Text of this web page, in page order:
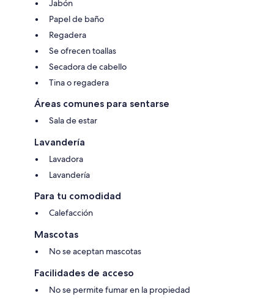
Jabón
Papel de baño
Regadera
Se ofrecen toallas
Secadora de cabello
Tina o regadera
Áreas comunes para sentarse
Sala de estar
Lavandería
Lavadora
Lavandería
Para tu comodidad
Calefacción
Mascotas
No se aceptan mascotas
Facilidades de acceso
No se permite fumar en la propiedad